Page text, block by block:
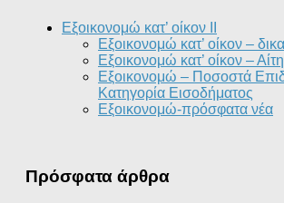
Εξοικονομώ κατ’ οίκον II
Εξοικονομώ κατ’ οίκον –
Εξοικονομώ κατ’ οίκον –
Εξοικονομώ – Ποσοστά
Κατηγορία Εισοδήματος
Εξοικονομώ-πρόσφατα νέα
Πρόσφατα άρθρα